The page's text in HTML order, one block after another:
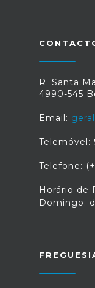
R. Santa
4990-545
Email:
Telemóvel:
Telefone:
Horário de
Domingo: